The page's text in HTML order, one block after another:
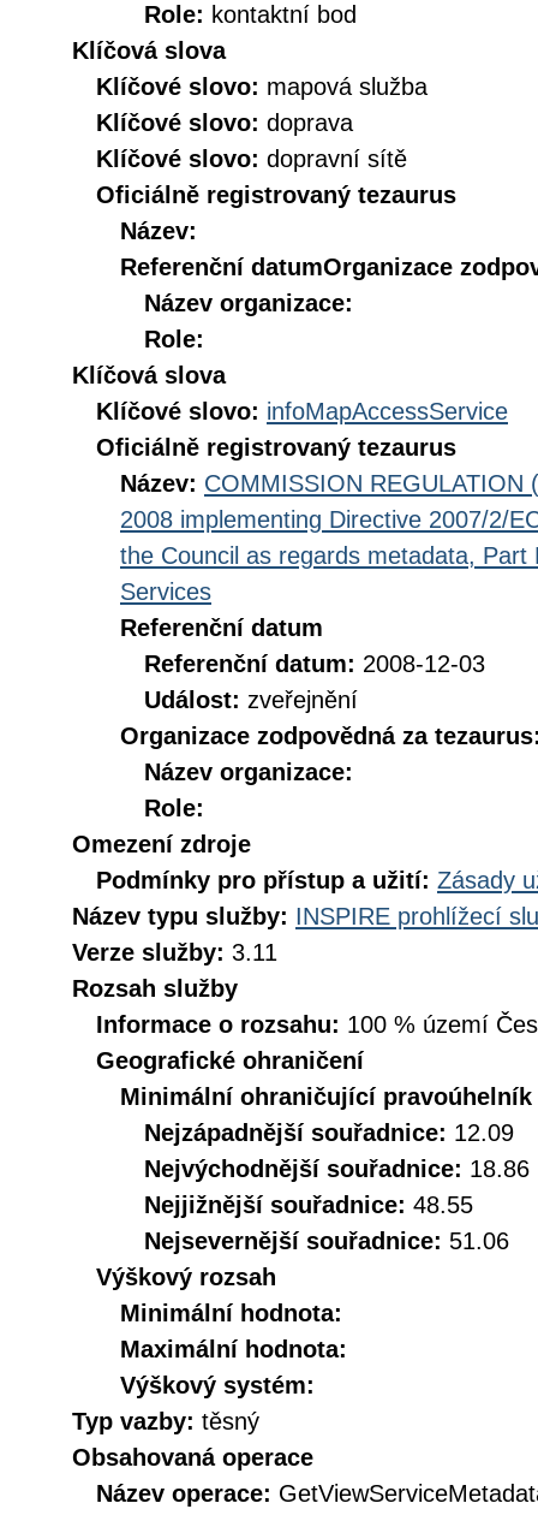
Role: kontaktní bod
Klíčová slova
Klíčové slovo: mapová služba
Klíčové slovo: doprava
Klíčové slovo: dopravní sítě
Oficiálně registrovaný tezaurus
Název:
Referenční datumOrganizace
Název organizace:
Role:
Klíčová slova
Klíčové slovo: infoMapAccessService
Oficiálně registrovaný tezaurus
Název: COMMISSION REGULATION
2008 implementing Directive 2007/2/
the Council as regards metadata,
Services
Referenční datum
Referenční datum: 2008-12-03
Událost: zveřejnění
Organizace zodpovědná za
Název organizace:
Role:
Omezení zdroje
Podmínky pro přístup a užití: Zásady
Název typu služby: INSPIRE prohlížecí
Verze služby: 3.11
Rozsah služby
Informace o rozsahu: 100 % území
Geografické ohraničení
Minimální ohraničující pravoúhelník
Nejzápadnější souřadnice: 12.09
Nejvýchodnější souřadnice: 18.86
Nejjižnější souřadnice: 48.55
Nejsevernější souřadnice: 51.06
Výškový rozsah
Minimální hodnota:
Maximální hodnota:
Výškový systém:
Typ vazby: těsný
Obsahovaná operace
Název operace: